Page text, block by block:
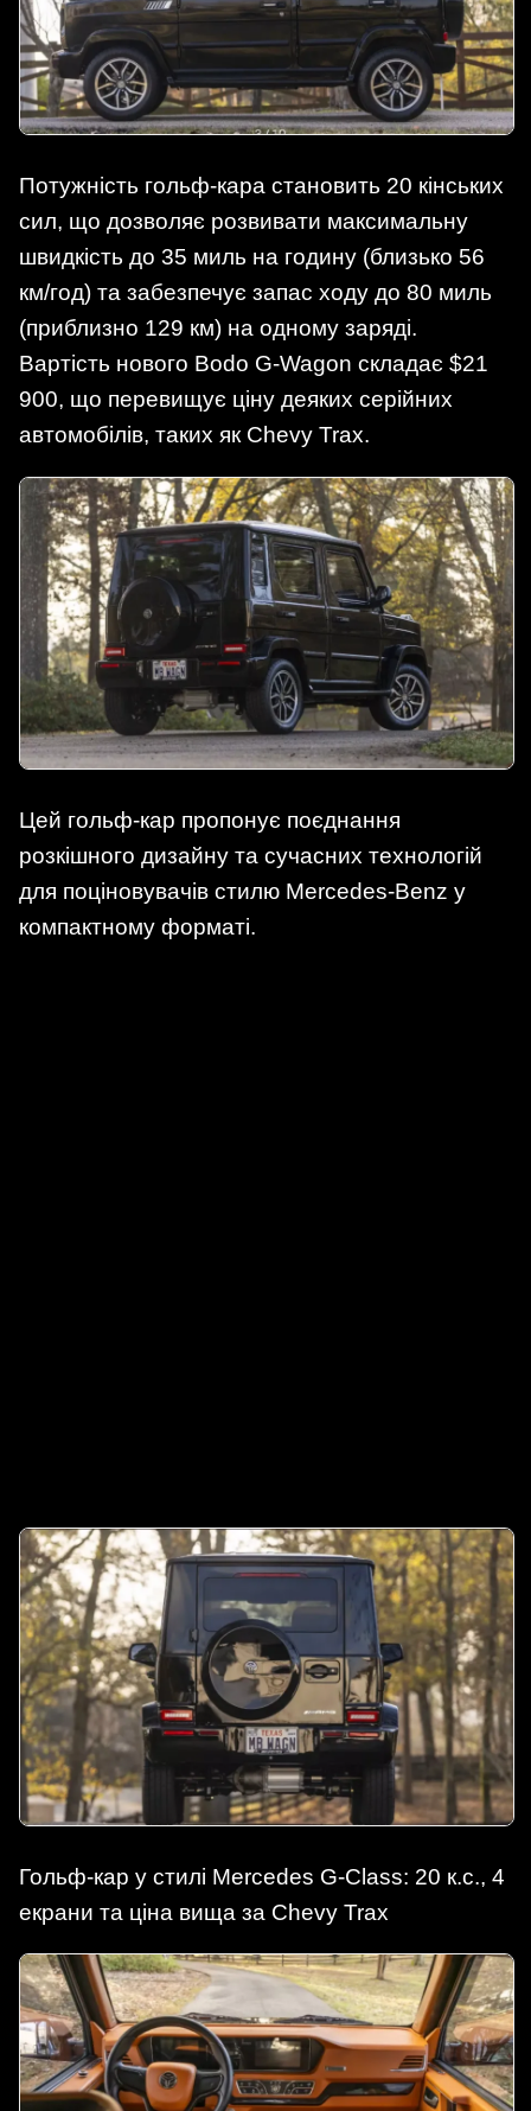
Потужність гольф-кара становить 20 кінських
сил, що дозволяє розвивати максимальну
швидкість до 35 миль на годину (близько 56
км/год) та забезпечує запас ходу до 80 миль
(приблизно 129 км) на одному заряді.
Вартість нового Bodo G-Wagon складає $21
900, що перевищує ціну деяких серійних
автомобілів, таких як Chevy Trax.
Цей гольф-кар пропонує поєднання
розкішного дизайну та сучасних технологій
для поціновувачів стилю Mercedes-Benz у
компактному форматі.
Гольф-кар у стилі Mercedes G-Class: 20 к.с., 4
екрани та ціна вища за Chevy Trax